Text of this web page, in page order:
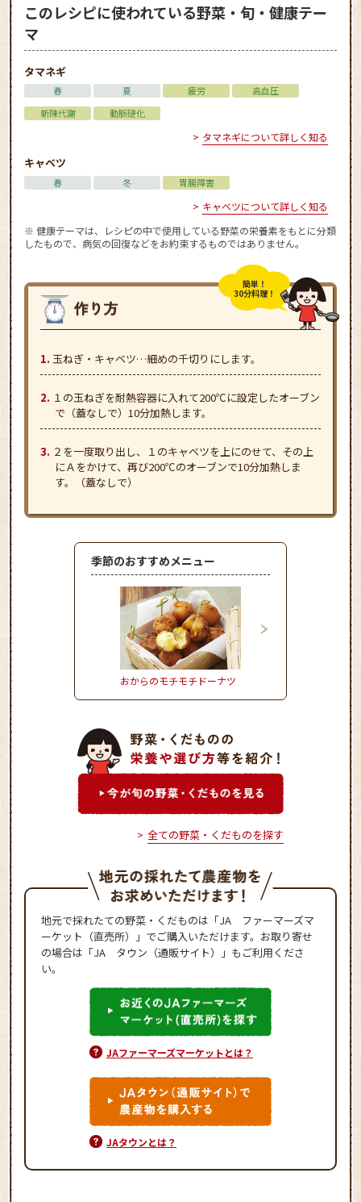
このレシピに使われている野菜・旬・健康テー
マ
タマネギ
春 夏 疲労
高血圧
新陳代謝
動脈硬化
タマネギについて詳しく知る
キャベツ
春 冬 胃腸障害
キャベツについて詳しく知る
※ 健康テーマは、レシピの中で使用している野菜の栄養素をもとに分類
したもので、病気の回復などをお約束するものではありません。
簡単！
30分料理！
玉ねぎ・キャベツ…細めの千切りにします。
１の玉ねぎを耐熱容器に入れて200℃に設定したオーブン
で（蓋なしで）10分加熱します。
２を一度取り出し、１のキャベツを上にのせて、その上
にＡをかけて、再び200℃のオーブンで10分加熱しま
す。（蓋なしで）
季節のおすすめメニュー
おからのモチモチドーナツ きゃべつとひき肉の重
全ての野菜・くだものを探す
地元で採れたての野菜・くだものは「JA ファーマーズマ
ーケット（直売所）」でご購入いただけます。お取り寄せ
の場合は「JA タウン（通販サイト）」もご利用くださ
い。
JAファーマーズマーケットとは？
JAタウンとは？